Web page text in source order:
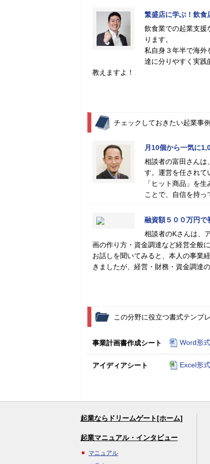
繁盛店に学ぶ！飲食
飲食業での起業支援
ります。
私自身３年半で海外
達に分りやすく実践
教えますよ！
チェックしておきたい起業事
月10個から一気に
相談者の富田さんは
す。運営を任されて
「ヒット商品」を
ことで、自信を持っ
融資額５００万円で
相談者のKさんは、
画の作り方・資金調達など経営全般
お話しを聞いてみると、本人の事業
きましたが、経営・財務・資金調達
この分野に役立つ書式テンプ
事業計画書作成シート Word形式
アイディアシート Excel形式
起業ならドリームゲート[ホーム]
起業マニュアル・インタビュー
マニュアル